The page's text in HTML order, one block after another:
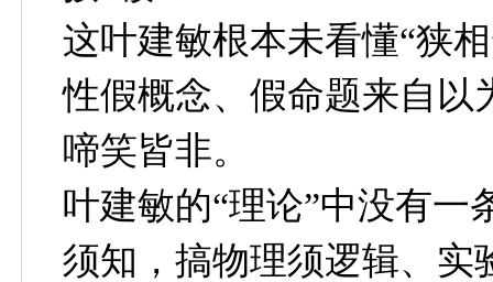
这叶建敏根本未看懂“狭
性假概念、假命题来自以
啼笑皆非。
叶建敏的“理论”中没有一
须知，搞物理须逻辑、实